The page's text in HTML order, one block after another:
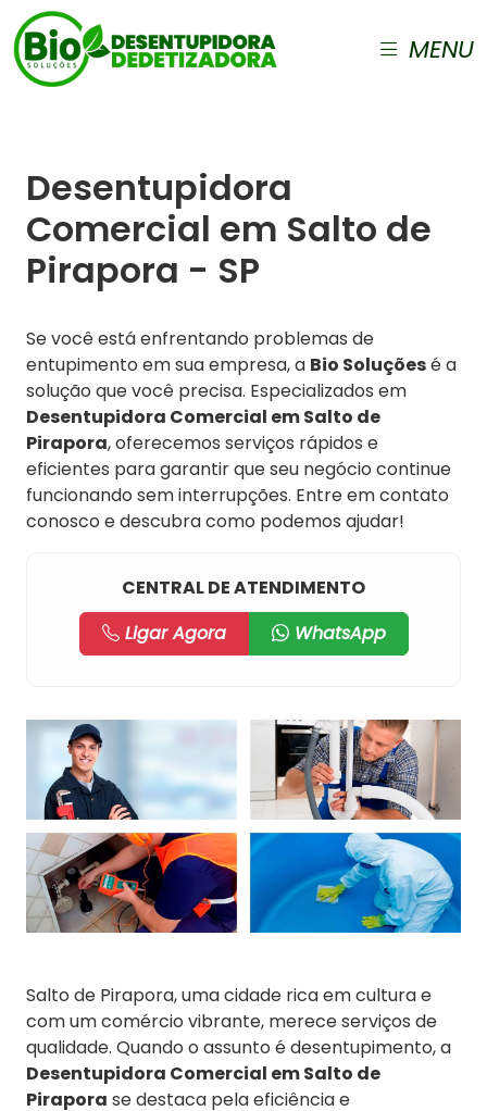
MENU
Desentupidora
Comercial em Salto de
Pirapora - SP
Se você está enfrentando problemas de
entupimento em sua empresa, a Bio Soluçõesé a
solução que você precisa. Especializados em
Desentupidora Comercial em Salto de
Pirapora, oferecemos serviços rápidos e
eficientes para garantir que seu negócio continue
funcionando sem interrupções. Entre em contato
conosco e descubra como podemos ajudar!
CENTRAL DE ATENDIMENTO
Ligar Agora
WhatsApp
Salto de Pirapora, uma cidade rica em cultura e
com um comércio vibrante, merece serviços de
qualidade. Quando o assunto é desentupimento, a
Desentupidora Comercial em Salto de
Pirapora se destaca pela eficiência e